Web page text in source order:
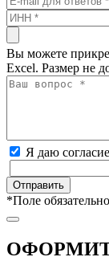
Вы можете
Excel. Размер не
Я даю
*Поле